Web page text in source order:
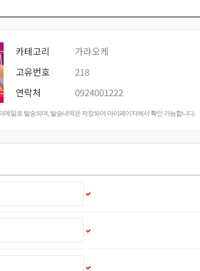
카테고리 가라오케
고유번호
218
연락처
0924001222
메일로 발송되며, 발송내역은 저장되어 마이페이지에서 확인 가능합니다.